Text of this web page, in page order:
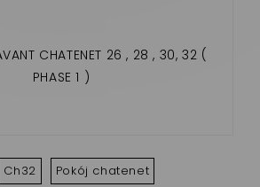
CHATENET 26 , 28 , 30, 32 (
PHASE 1 )
Ch32 Pokój chatenet